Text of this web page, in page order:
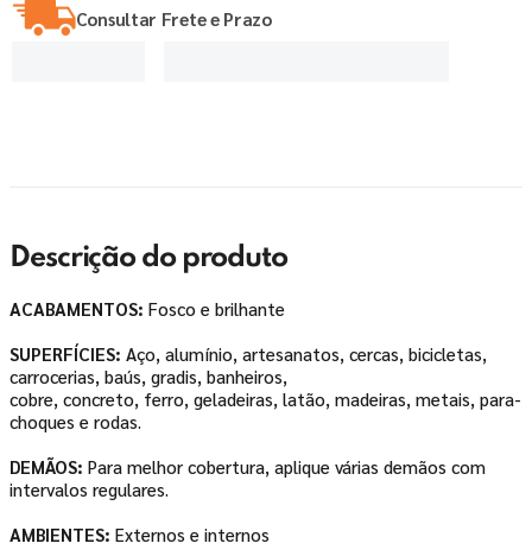
Consultar Frete e Prazo
Descrição do produto
ACABAMENTOS: Fosco e brilhante
SUPERFÍCIES: Aço, alumínio, artesanatos, cercas, bicicletas,
carrocerias, baús, gradis, banheiros,
cobre, concreto, ferro, geladeiras, latão, madeiras, metais, para-
choques e rodas.
DEMÃOS: Para melhor cobertura, aplique várias demãos com
intervalos regulares.
AMBIENTES: Externos e internos